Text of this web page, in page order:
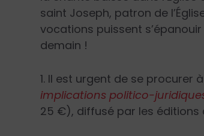
saint Joseph, patron de
vocations puissent
demain !
1. Il est urgent de se procurer
implications politico-
25 €), diffusé par les éditions